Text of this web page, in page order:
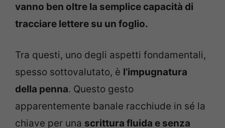
vanno ben oltre la semplice capacità di
tracciare lettere su un foglio.
Tra questi, uno degli aspetti fondamentali,
spesso sottovalutato, è l’impugnatura
della penna. Questo gesto
apparentemente banale racchiude in sé la
chiave per una scrittura fluida e senza